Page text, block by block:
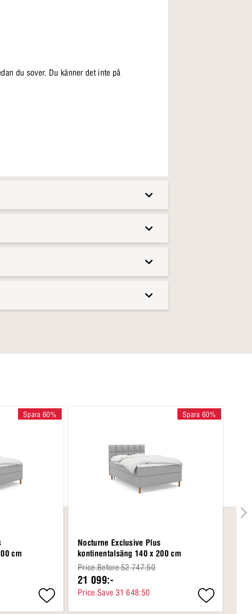
du sover. Du känner det inte på
du vill vakna till.
kan slängas i tvätten, så
Spara 60%
cm
Spara 60%
Nocturne Exclusive Plus
kontinentalsäng 140 x 200 cm
Price.Before 52 747:50
21 099:-
Price.Save 31 648:50